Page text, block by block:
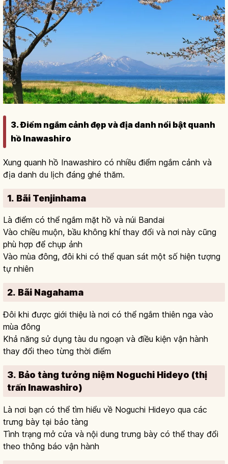
3. Điểm ngắm cảnh đẹp và địa danh nổi bật quanh
hồ Inawashiro
Xung quanh hồ Inawashiro có nhiều điểm ngắm cảnh và
địa danh du lịch đáng ghé thăm.
1. Bãi Tenjinhama
Là điểm có thể ngắm mặt hồ và núi Bandai
Vào chiều muộn, bầu không khí thay đổi và nơi này cũng
phù hợp để chụp ảnh
Vào mùa đông, đôi khi có thể quan sát một số hiện tượng
tự nhiên
2. Bãi Nagahama
Đôi khi được giới thiệu là nơi có thể ngắm thiên nga vào
mùa đông
Khả năng sử dụng tàu du ngoạn và điều kiện vận hành
thay đổi theo từng thời điểm
3. Bảo tàng tưởng niệm Noguchi Hideyo (thị
trấn Inawashiro)
Là nơi bạn có thể tìm hiểu về Noguchi Hideyo qua các
trưng bày tại bảo tàng
Tình trạng mở cửa và nội dung trưng bày có thể thay đổi
theo thông báo vận hành